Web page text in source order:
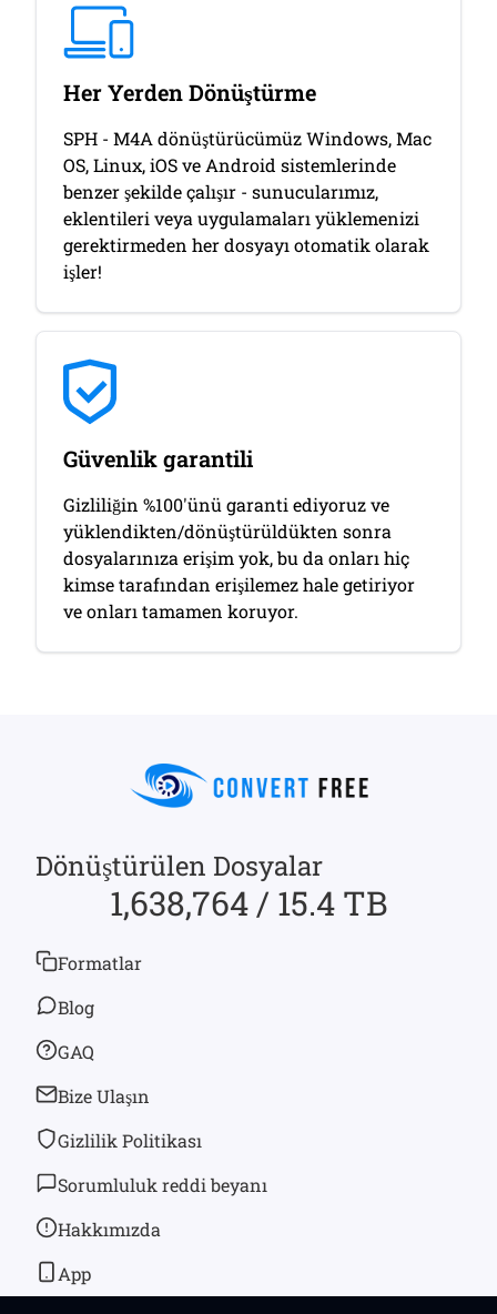
Her Yerden Dönüştürme
SPH - M4A dönüştürücümüz Windows, Mac
OS, Linux, iOS ve Android sistemlerinde
benzer şekilde çalışır - sunucularımız,
eklentileri veya uygulamaları yüklemenizi
gerektirmeden her dosyayı otomatik olarak
işler!
Güvenlik garantili
Gizliliğin %100'ünü garanti ediyoruz ve
yüklendikten/dönüştürüldükten sonra
dosyalarınıza erişim yok, bu da onları hiç
kimse tarafından erişilemez hale getiriyor
ve onları tamamen koruyor.
Dönüştürülen Dosyalar
1,638,764 / 15.4 TB
Formatlar
Blog
GAQ
Bize Ulaşın
Gizlilik Politikası
Sorumluluk reddi beyanı
Hakkımızda
App